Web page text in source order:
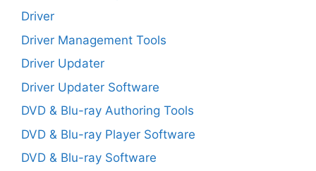
Driver
Driver Management Tools
Driver Updater
Driver Updater Software
DVD & Blu-ray Authoring Tools
DVD & Blu-ray Player Software
DVD & Blu-ray Software